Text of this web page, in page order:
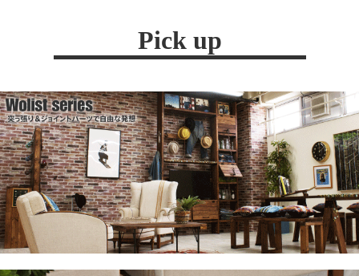
Pick up